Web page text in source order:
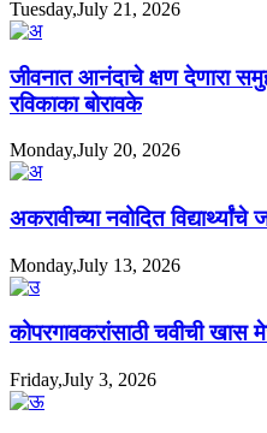
Tuesday,July 21, 2026
जीवनात आनंदाचे क्षण
रविकाका बोरावके
Monday,July 20, 2026
अकरावीच्या नवोदित
Monday,July 13, 2026
कोपरगावकरांसाठी चवीची खास
Friday,July 3, 2026